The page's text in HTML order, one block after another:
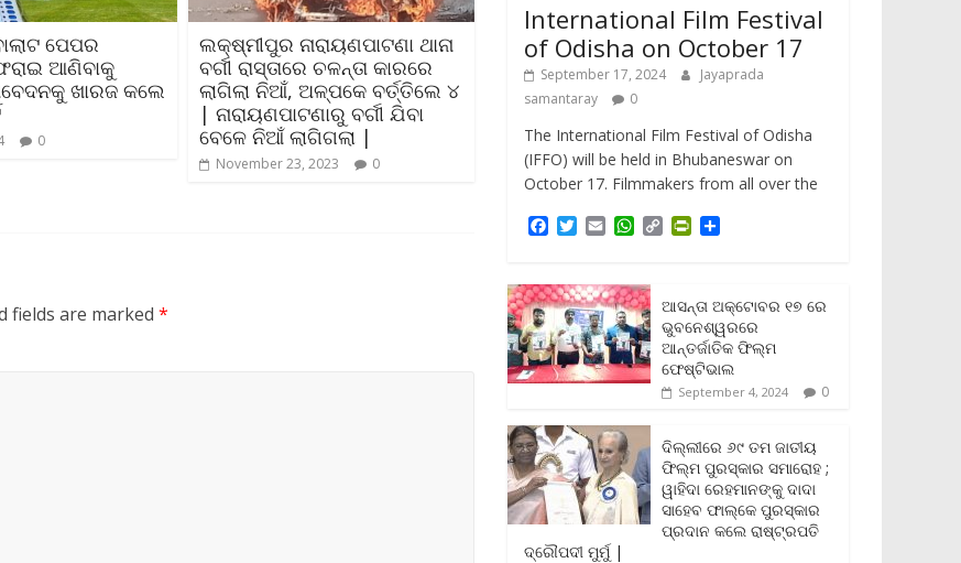
ପେପର
ଆଣିବାକୁ
ଖାରଜ କଲେ
0
ଲକ୍ଷ୍ମୀପୁର ନାରାୟଣପାଟଣା ଥାନା
ବର୍ଗୀ ରାସ୍ତାରେ ଚଳନ୍ତା କାରରେ
ଲାଗିଲା ନିଆଁ, ଅଳ୍ପକେ ବର୍ତ୍ତିଲେ ୪
| ନାରାୟଣପାଟଣାରୁ ବର୍ଗୀ ଯିବା
ବେଳେ ନିଆଁ ଲାଗିଗଲା |
November 23, 2023 0
fields are marked *
International Film Festival
of Odisha on October 17
September 17, 2024
Jayaprada
samantaray
0
The International Film Festival of Odisha
(IFFO) will be held in Bhubaneswar on
October 17. Filmmakers from all over the
e
b
o
o
k
T
t
t
e
r
E
i
l
W
t
s
A
p
p
C
L
i
n
k
P
t
F
r
i
e
n
l
y
e
ଆସନ୍ତା ଅକ୍ଟୋବର ୧୭ ରେ
ଭୁବନେଶ୍ୱରରେ
ଆନ୍ତର୍ଜାତିକ ଫିଲ୍ମ
ଫେଷ୍ଟିଭାଲ
September 4, 2024 0
ଦିଲ୍ଲୀରେ ୬୯ ତମ ଜାତୀୟ
ଫିଲ୍ମ ପୁରସ୍କାର ସମାରୋହ ;
ୱାହିଦା ରେହମାନଙ୍କୁ ଦାଦା
ସାହେବ ଫାଲ୍‌କେ ପୁରସ୍କାର
ପ୍ରଦାନ କଲେ ରାଷ୍ଟ୍ରପତି
ଦ୍ରୌପଦୀ ମୁର୍ମୁ |